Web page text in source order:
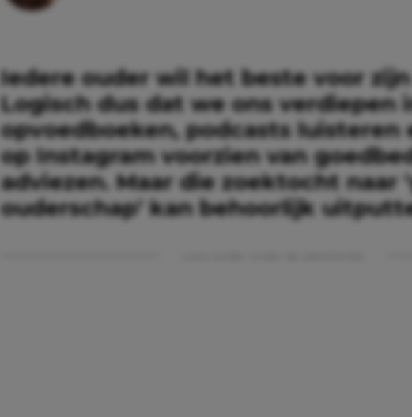
Iedere ouder wil het beste voor
Logisch dus dat we ons verdiepen
opvoedboeken, podcasts luisteren
op Instagram voorzien van
adviezen. Maar die zoektocht naar
ouderschap’ kan behoorlijk